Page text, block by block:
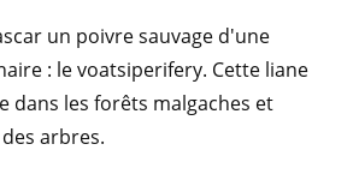
un poivre sauvage d'une
: le voatsiperifery. Cette liane
dans les forêts malgaches et
arbres.